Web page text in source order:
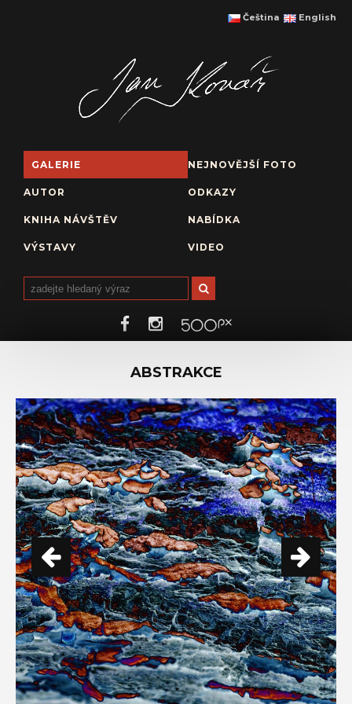
Čeština English
GALERIE NEJNOVĚJŠÍ FOTO
AUTOR ODKAZY
KNIHA NÁVŠTĚV NABÍDKA
VÝSTAVY VIDEO
ABSTRAKCE